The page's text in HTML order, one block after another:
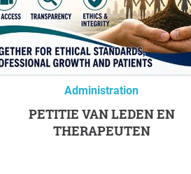
Administration
PETITIE VAN LEDEN EN
THERAPEUTEN